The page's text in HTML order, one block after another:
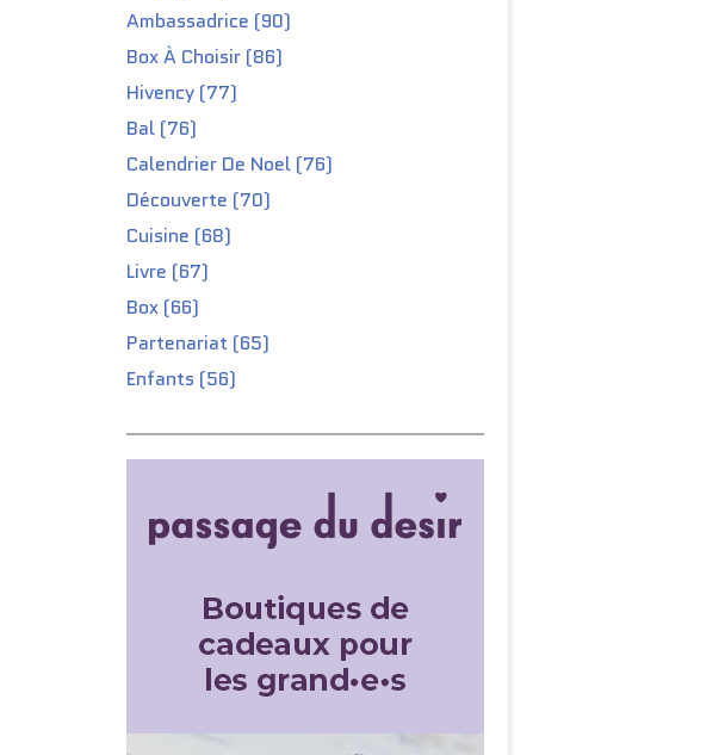
Ambassadrice (90)
Box À Choisir (86)
Hivency (77)
Bal (76)
Calendrier De Noel (76)
Découverte (70)
Cuisine (68)
Livre (67)
Box (66)
Partenariat (65)
Enfants (56)